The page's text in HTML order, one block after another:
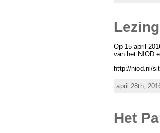
Op 15 april
van het NIOD
http://niod.nl/
april 28th,
Het